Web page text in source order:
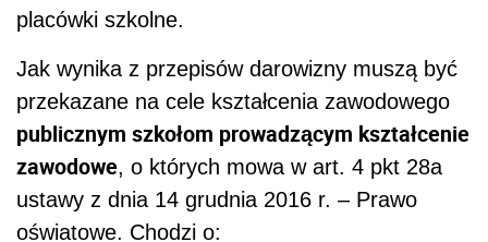
placówki szkolne.
Jak wynika z przepisów darowizny muszą być
przekazane na cele kształcenia zawodowego
publicznym szkołom prowadzącym kształcenie
zawodowe, o których mowa w art. 4 pkt 28a
ustawy z dnia 14 grudnia 2016 r. – Prawo
oświatowe. Chodzi o: